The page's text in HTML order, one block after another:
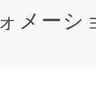
メーシ